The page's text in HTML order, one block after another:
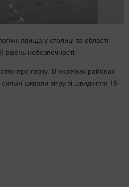
явища у столиці та області
небезпечності.
про грозу. В окремих районах
шквали вітру зі швидкістю 15-